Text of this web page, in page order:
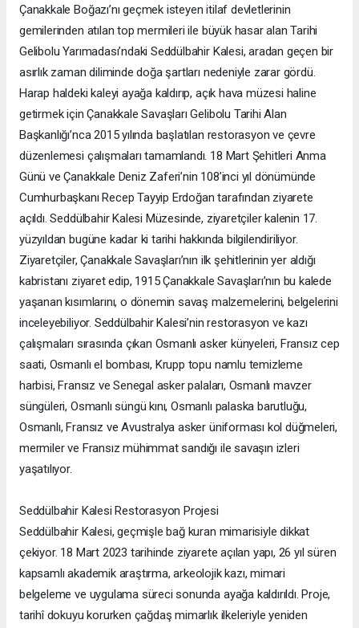
Çanakkale Boğazı’nı geçmek isteyen itilaf devletlerinin
gemilerinden atılan top mermileri ile büyük hasar alan Tarihi
Gelibolu Yarımadası’ndaki Seddülbahir Kalesi, aradan geçen bir
asırlık zaman diliminde doğa şartları nedeniyle zarar gördü.
Harap haldeki kaleyi ayağa kaldırıp, açık hava müzesi haline
getirmek için Çanakkale Savaşları Gelibolu Tarihi Alan
Başkanlığı’nca 2015 yılında başlatılan restorasyon ve çevre
düzenlemesi çalışmaları tamamlandı. 18 Mart Şehitleri Anma
Günü ve Çanakkale Deniz Zaferi’nin 108’inci yıl dönümünde
Cumhurbaşkanı Recep Tayyip Erdoğan tarafından ziyarete
açıldı. Seddülbahir Kalesi Müzesinde, ziyaretçiler kalenin 17.
yüzyıldan bugüne kadar ki tarihi hakkında bilgilendiriliyor.
Ziyaretçiler, Çanakkale Savaşları’nın ilk şehitlerinin yer aldığı
kabristanı ziyaret edip, 1915 Çanakkale Savaşları’nın bu kalede
yaşanan kısımlarını, o dönemin savaş malzemelerini, belgelerini
inceleyebiliyor. Seddülbahir Kalesi’nin restorasyon ve kazı
çalışmaları sırasında çıkan Osmanlı asker künyeleri, Fransız cep
saati, Osmanlı el bombası, Krupp topu namlu temizleme
harbisi, Fransız ve Senegal asker palaları, Osmanlı mavzer
süngüleri, Osmanlı süngü kını, Osmanlı palaska barutluğu,
Osmanlı, Fransız ve Avustralya asker üniforması kol düğmeleri,
mermiler ve Fransız mühimmat sandığı ile savaşın izleri
yaşatılıyor.
Seddülbahir Kalesi Restorasyon Projesi
Seddülbahir Kalesi, geçmişle bağ kuran mimarisiyle dikkat
çekiyor. 18 Mart 2023 tarihinde ziyarete açılan yapı, 26 yıl süren
kapsamlı akademik araştırma, arkeolojik kazı, mimari
belgeleme ve uygulama süreci sonunda ayağa kaldırıldı. Proje,
tarihî dokuyu korurken çağdaş mimarlık ilkeleriyle yeniden